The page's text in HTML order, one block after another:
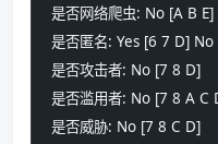
是否网络爬虫: No [A B E]
是否匿名: Yes [6 7 D]
是否攻击者: No [7 8 D]
是否滥用者: No [7 8 A C
是否威胁: No [7 8 C D]